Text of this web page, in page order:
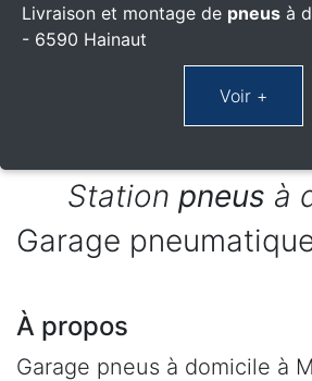
Livraison et montage de pneus à
- 6590 Hainaut
Station pneus à
Garage
À propos
Garage pneus à domicile à